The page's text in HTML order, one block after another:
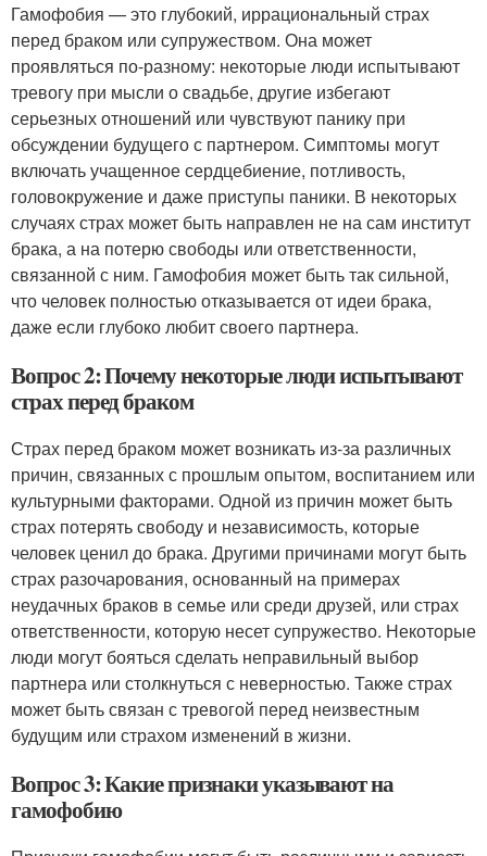
Гамофобия — это глубокий, иррациональный страх
перед браком или супружеством. Она может
проявляться по-разному: некоторые люди испытывают
тревогу при мысли о свадьбе, другие избегают
серьезных отношений или чувствуют панику при
обсуждении будущего с партнером. Симптомы могут
включать учащенное сердцебиение, потливость,
головокружение и даже приступы паники. В некоторых
случаях страх может быть направлен не на сам институт
брака, а на потерю свободы или ответственности,
связанной с ним. Гамофобия может быть так сильной,
что человек полностью отказывается от идеи брака,
даже если глубоко любит своего партнера.
Вопрос 2: Почему некоторые люди испытывают
страх перед браком
Страх перед браком может возникать из-за различных
причин, связанных с прошлым опытом, воспитанием или
культурными факторами. Одной из причин может быть
страх потерять свободу и независимость, которые
человек ценил до брака. Другими причинами могут быть
страх разочарования, основанный на примерах
неудачных браков в семье или среди друзей, или страх
ответственности, которую несет супружество. Некоторые
люди могут бояться сделать неправильный выбор
партнера или столкнуться с неверностью. Также страх
может быть связан с тревогой перед неизвестным
будущим или страхом изменений в жизни.
Вопрос 3: Какие признаки указывают на
гамофобию